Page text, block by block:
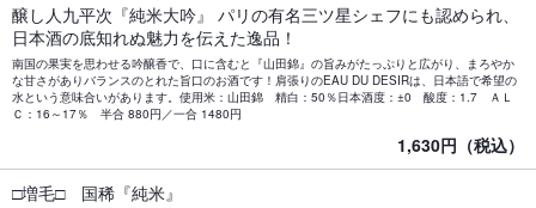
醸し人九平次『純米大吟』 パリの有名三ツ星シェフにも認められ、
日本酒の底知れぬ魅力を伝えた逸品！
南国の果実を思わせる吟醸香で、口に含むと『山田錦』の旨みがたっぷりと広がり、まろやか
な甘さがありバランスのとれた旨口のお酒です！肩張りのEAU DU DESIRは、日本語で希望の
水という意味合いがあります。使用米：山田錦 精白：50％日本酒度：±0 酸度：1.7 ＡＬ
Ｃ：16～17％ 半合 880円／一合 1480円
1,630円（税込）
□増毛□ 国稀『純米』